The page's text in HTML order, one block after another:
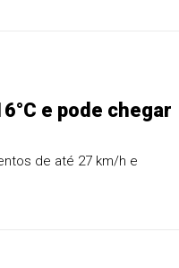
e pode chegar
de até 27 km/h e